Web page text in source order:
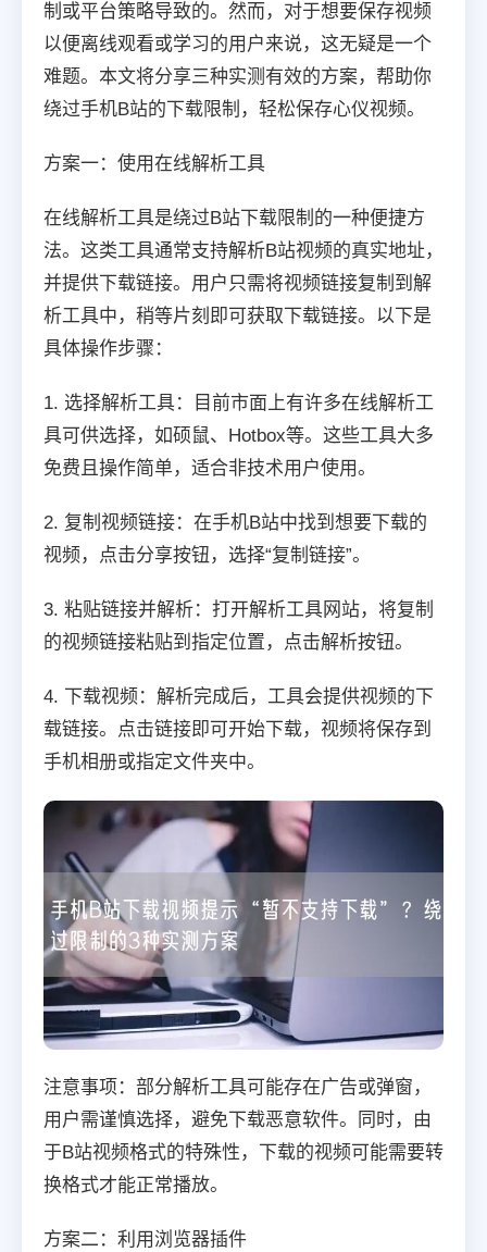
制或平台策略导致的。然而，对于想要保存视频
以便离线观看或学习的用户来说，这无疑是一个
难题。本文将分享三种实测有效的方案，帮助你
绕过手机B站的下载限制，轻松保存心仪视频。
方案一：使用在线解析工具
在线解析工具是绕过B站下载限制的一种便捷方
法。这类工具通常支持解析B站视频的真实地址，
并提供下载链接。用户只需将视频链接复制到解
析工具中，稍等片刻即可获取下载链接。以下是
具体操作步骤：
1. 选择解析工具：目前市面上有许多在线解析工
具可供选择，如硕鼠、Hotbox等。这些工具大多
免费且操作简单，适合非技术用户使用。
2. 复制视频链接：在手机B站中找到想要下载的
视频，点击分享按钮，选择“复制链接”。
3. 粘贴链接并解析：打开解析工具网站，将复制
的视频链接粘贴到指定位置，点击解析按钮。
4. 下载视频：解析完成后，工具会提供视频的下
载链接。点击链接即可开始下载，视频将保存到
手机相册或指定文件夹中。
注意事项：部分解析工具可能存在广告或弹窗，
用户需谨慎选择，避免下载恶意软件。同时，由
于B站视频格式的特殊性，下载的视频可能需要转
换格式才能正常播放。
方案二：利用浏览器插件